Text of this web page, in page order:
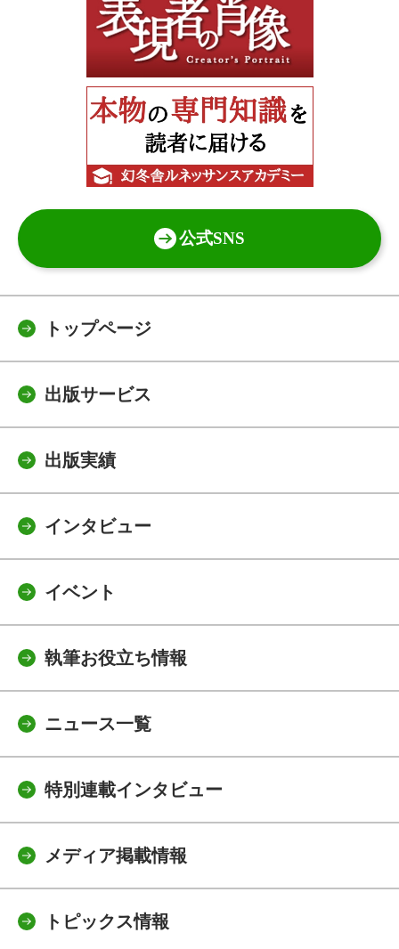
公式SNS
トップページ
出版サービス
出版実績
インタビュー
イベント
執筆お役立ち情報
ニュース一覧
特別連載インタビュー
メディア掲載情報
トピックス情報